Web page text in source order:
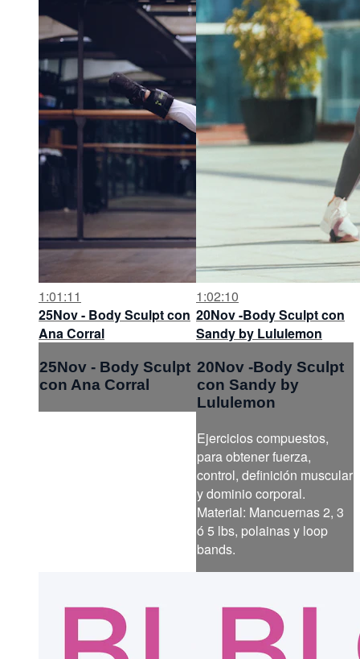
1:01:11
25Nov - Body Sculpt con
Ana Corral
25Nov - Body Sculpt
con Ana Corral
1:02:10
20Nov -Body Sculpt con
Sandy by Lululemon
20Nov -Body Sculpt
con Sandy by
Lululemon
Ejercicios compuestos,
para obtener fuerza,
control, definición muscular
y dominio corporal.
Material: Mancuernas 2, 3
ó 5 lbs, polainas y loop
bands.